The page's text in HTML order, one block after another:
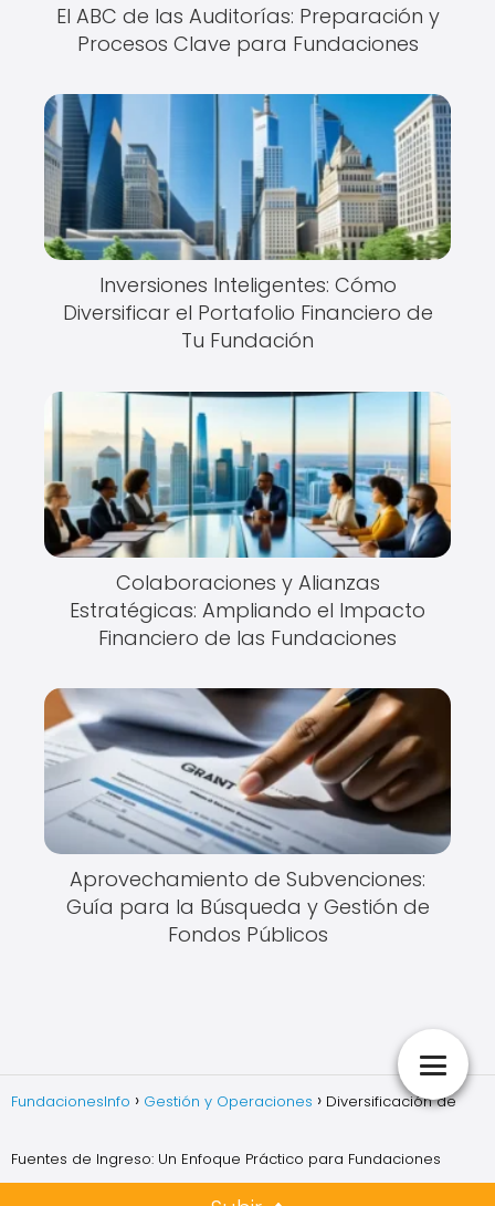
El ABC de las Auditorías: Preparación y
Procesos Clave para Fundaciones
Inversiones Inteligentes: Cómo
Diversificar el Portafolio Financiero de
Tu Fundación
Colaboraciones y Alianzas
Estratégicas: Ampliando el Impacto
Financiero de las Fundaciones
Aprovechamiento de Subvenciones:
Guía para la Búsqueda y Gestión de
Fondos Públicos
FundacionesInfo Gestión y Operaciones Diversificación de
Fuentes de Ingreso: Un Enfoque Práctico para Fundaciones